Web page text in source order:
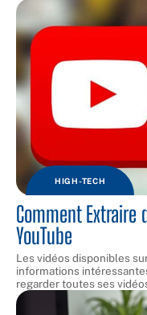
HIGH-TECH
Comment
YouTube
Les vidéos disponibles
informations
regarder toutes ses